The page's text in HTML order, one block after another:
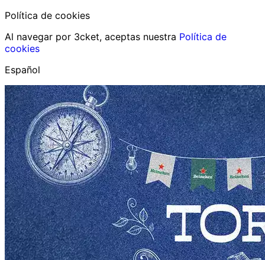
Política de cookies
Al navegar por 3cket, aceptas nuestra Política de
cookies
Español